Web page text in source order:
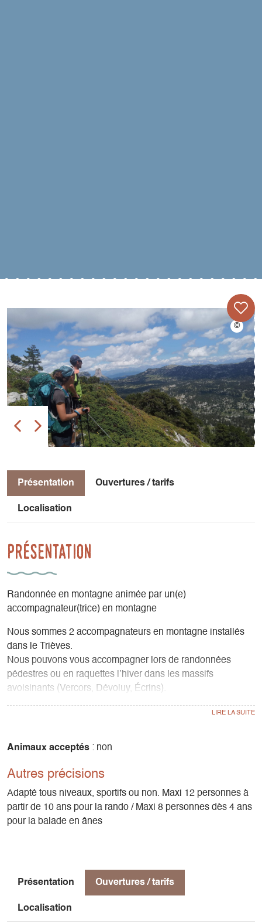
Présentation Ouvertures / tarifs
Localisation
Présentation
Randonnée en montagne animée par un(e)
accompagnateur(trice) en montagne
Nous sommes 2 accompagnateurs en montagne installés
dans le Trièves.
Nous pouvons vous accompagner lors de randonnées
pédestres ou en raquettes l’hiver dans les massifs
avoisinants (Vercors, Dévoluy, Écrins).
familles, les groupes, les comités d’entreprise, les centres
en s'amusant !
Animaux acceptés : non
Autres précisions
Adapté tous niveaux, sportifs ou non. Maxi 12 personnes à
partir de 10 ans pour la rando / Maxi 8 personnes dès 4 ans
pour la balade en ânes
Présentation Ouvertures / tarifs
Localisation